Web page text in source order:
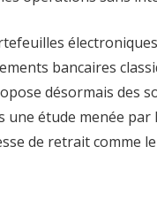
bancaires
désormais des
une étude menée
de retrait comme